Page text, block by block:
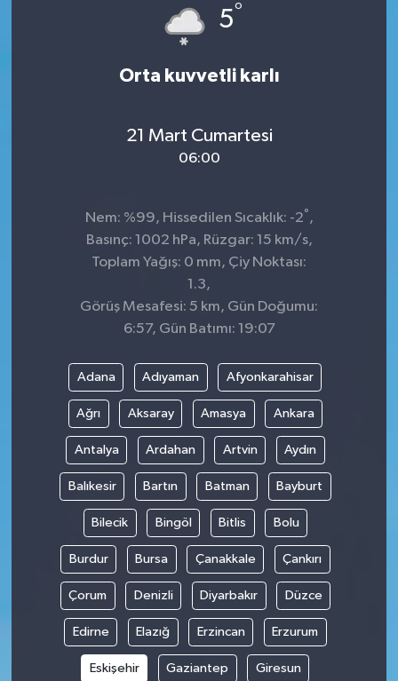
5°
Orta kuvvetli karlı
21 Mart Cumartesi
06:00
Nem: %99, Hissedilen Sıcaklık: -2° ,
Basınç: 1002 hPa, Rüzgar: 15 km/s,
Toplam Yağış: 0 mm, Çiy Noktası:
1.3,
Görüş Mesafesi: 5 km, Gün Doğumu:
6:57, Gün Batımı: 19:07
Adana Adıyaman Afyonkarahisar
Ağrı Aksaray Amasya Ankara
Antalya Ardahan Artvin Aydın
Balıkesir Bartın Batman Bayburt
Bilecik Bingöl Bitlis Bolu
Burdur Bursa Çanakkale Çankırı
Çorum Denizli Diyarbakır Düzce
Edirne Elazığ Erzincan Erzurum
Eskişehir Gaziantep Giresun